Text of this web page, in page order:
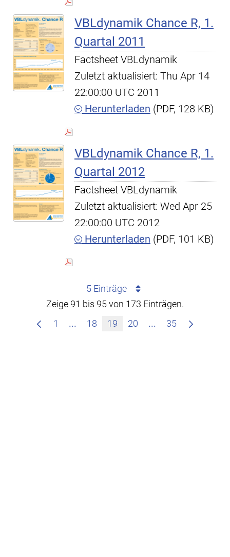
VBLdynamik Chance R, 1.
Quartal 2011
Factsheet VBLdynamik
Zuletzt aktualisiert: Thu Apr 14
22:00:00 UTC 2011
Herunterladen (PDF, 128 KB)
VBLdynamik Chance R, 1.
Quartal 2012
Factsheet VBLdynamik
Zuletzt aktualisiert: Wed Apr 25
22:00:00 UTC 2012
Herunterladen (PDF, 101 KB)
5 Einträge
Zeige 91 bis 95 von 173 Einträgen.
1
... Zwischenseiten Navigieren mit TAB-
18 19 20 ... Zwischenseiten
35